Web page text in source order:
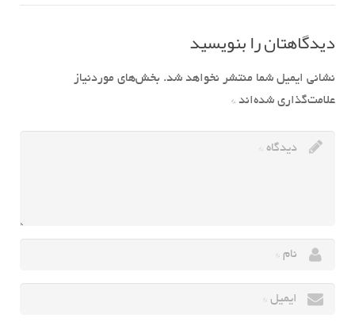
دیدگاهتان را بنویسید
نشانی ایمیل شما منتشر نخواهد شد. بخش‌های موردنیاز
علامت‌گذاری شده‌اند *